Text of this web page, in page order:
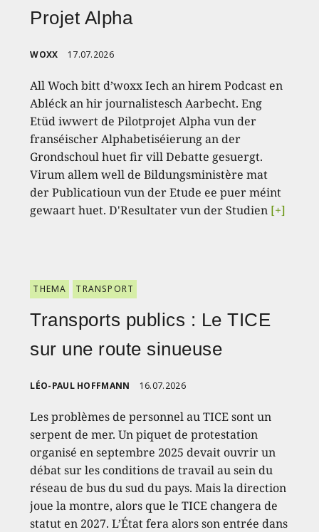
Projet Alpha
WOXX 17.07.2026
All Woch bitt d’woxx Iech an hirem Podcast en
Abléck an hir journalistesch Aarbecht. Eng
Etüd iwwert de Pilotprojet Alpha vun der
franséischer Alphabetiséierung an der
Grondschoul huet fir vill Debatte gesuergt.
Virum allem well de Bildungsministère mat
der Publicatioun vun der Etude ee puer méint
gewaart huet. D'Resultater vun der Studien [+]
THEMA TRANSPORT
Transports publics : Le TICE
sur une route sinueuse
LÉO-PAUL HOFFMANN 16.07.2026
Les problèmes de personnel au TICE sont un
serpent de mer. Un piquet de protestation
organisé en septembre 2025 devait ouvrir un
débat sur les conditions de travail au sein du
réseau de bus du sud du pays. Mais la direction
joue la montre, alors que le TICE changera de
statut en 2027. L’État fera alors son entrée dans